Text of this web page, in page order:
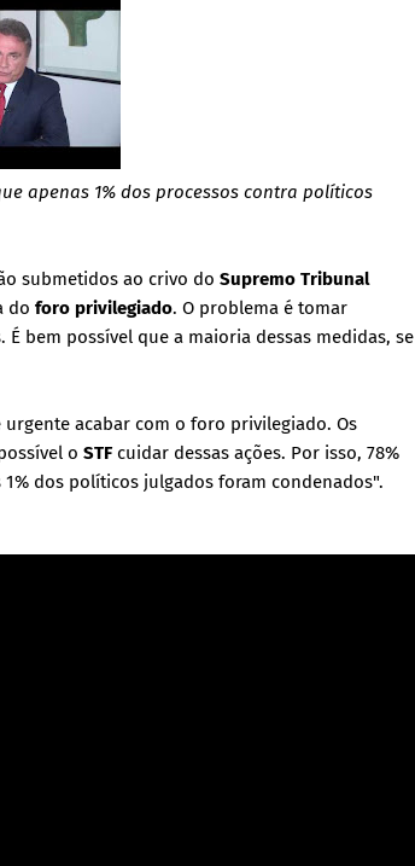
apenas 1% dos processos contra políticos
submetidos ao crivo do Supremo Tribunal
do foro privilegiado. O problema é tomar
bem possível que a maioria dessas medidas, se
urgente acabar com o foro privilegiado. Os
o STF cuidar dessas ações. Por isso, 78%
dos políticos julgados foram condenados".